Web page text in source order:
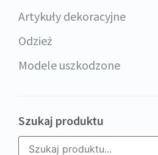
Artykuły dekoracyjne
Odzież
Modele uszkodzone
Szukaj produktu